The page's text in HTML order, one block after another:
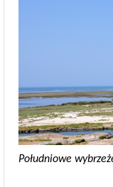
Południowe